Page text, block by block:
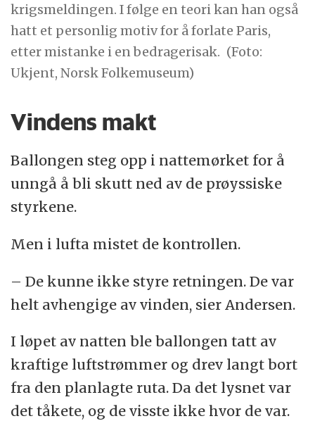
krigsmeldingen. I følge en teori kan han også
hatt et personlig motiv for å forlate Paris,
etter mistanke i en bedragerisak. (Foto:
Ukjent, Norsk Folkemuseum)
Vindens makt
Ballongen steg opp i nattemørket for å
unngå å bli skutt ned av de prøyssiske
styrkene.
Men i lufta mistet de kontrollen.
– De kunne ikke styre retningen. De var
helt avhengige av vinden, sier Andersen.
I løpet av natten ble ballongen tatt av
kraftige luftstrømmer og drev langt bort
fra den planlagte ruta. Da det lysnet var
det tåkete, og de visste ikke hvor de var.